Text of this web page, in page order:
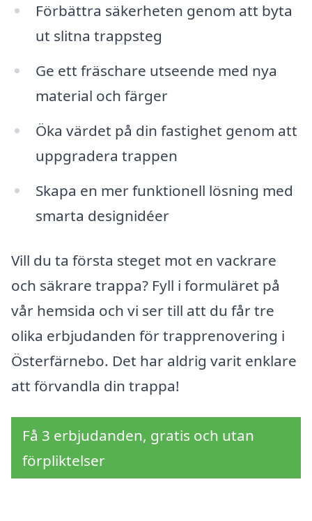
Förbättra säkerheten genom att byta
ut slitna trappsteg
Ge ett fräschare utseende med nya
material och färger
Öka värdet på din fastighet genom att
uppgradera trappen
Skapa en mer funktionell lösning med
smarta designidéer
Vill du ta första steget mot en vackrare
och säkrare trappa? Fyll i formuläret på
vår hemsida och vi ser till att du får tre
olika erbjudanden för trapprenovering i
Österfärnebo. Det har aldrig varit enklare
att förvandla din trappa!
Få 3 erbjudanden, gratis och utan
förpliktelser